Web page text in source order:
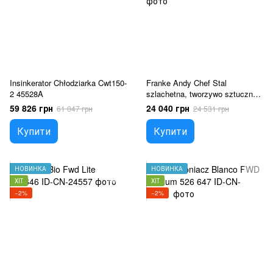
Insinkerator Chłodziarka Cwt150-
2 45528A
59 826 грн 61 047 грн
Купити
Franke Andy Chef Stal
szlachetna, tworzywo sztuczne,
drewno 112.0619.946
24 040 грн 24 531 грн
Купити
НОВИНКА
ХІТ
−2%
НОВИНКА
ХІТ
−2%